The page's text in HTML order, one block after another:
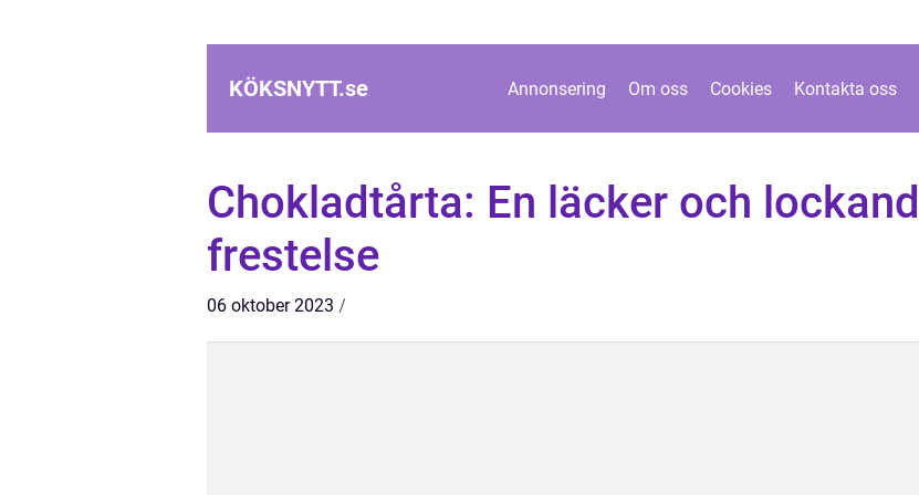
KÖKSNYTT.se Annonsering Om oss Cookies Kontakta oss
Chokladtårta: En läcker och
frestelse
06 oktober 2023